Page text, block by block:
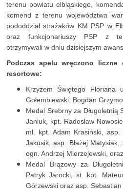
terenu powiatu elbląskiego,
komend z terenu województwa
pododdział strażaków KM PSP w
oraz funkcjonariuszy PSP z
otrzymywali w dniu dzisiejszym
Podczas apelu wręczono liczne
resortowe:
Krzyżem Świętego Floriana
Gołembiewski, Bogdan
Medal Srebrny za Długoletnią
Janiuk, kpt. Radosław
mł. kpt. Adam Krasiński,
Jakusik, asp. Błażej Matysiak,
ogn. Andrzej Mierzejewski,
Medal Brązowy za
Patryk Jarocki, st. kpt.
Górzewski oraz asp.